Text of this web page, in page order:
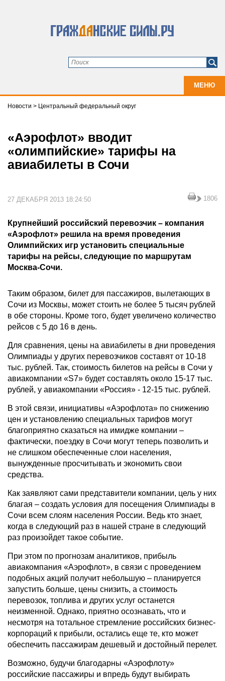
МЕНЮ
Новости > Центральный федеральный округ
«Аэрофлот» вводит
«олимпийские» тарифы на
авиабилеты в Сочи
27 ДЕКАБРЯ 2013 18:24:50 1806
Крупнейший российский перевозчик – компания
«Аэрофлот» решила на время проведения
Олимпийских игр установить специальные
тарифы на рейсы, следующие по маршрутам
Москва-Сочи.
Таким образом, билет для пассажиров, вылетающих в
Сочи из Москвы, может стоить не более 5 тысяч рублей
в обе стороны. Кроме того, будет увеличено количество
рейсов с 5 до 16 в день.
Для сравнения, цены на авиабилеты в дни проведения
Олимпиады у других перевозчиков составят от 10-18
тыс. рублей. Так, стоимость билетов на рейсы в Сочи у
авиакомпании «S7» будет составлять около 15-17 тыс.
рублей, у авиакомпании «Россия» - 12-15 тыс. рублей.
В этой связи, инициативы «Аэрофлота» по снижению
цен и установлению специальных тарифов могут
благоприятно сказаться на имидже компании –
фактически, поездку в Сочи могут теперь позволить и
не слишком обеспеченные слои населения,
вынужденные просчитывать и экономить свои
средства.
Как заявляют сами представители компании, цель у них
благая – создать условия для посещения Олимпиады в
Сочи всем слоям населения России. Ведь кто знает,
когда в следующий раз в нашей стране в следующий
раз произойдет такое событие.
При этом по прогнозам аналитиков, прибыль
авиакомпания «Аэрофлот», в связи с проведением
подобных акций получит небольшую – планируется
запустить больше, цены снизить, а стоимость
перевозок, топлива и других услуг останется
неизменной. Однако, приятно осознавать, что и
несмотря на тотальное стремление российских бизнес-
корпораций к прибыли, остались еще те, кто может
обеспечить пассажирам дешевый и достойный перелет.
Возможно, будучи благодарны «Аэрофлоту»
российские пассажиры и впредь будут выбирать